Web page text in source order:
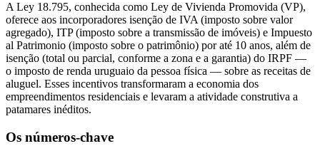
A Ley 18.795, conhecida como Ley de Vivienda Promovida (VP),
oferece aos incorporadores isenção de IVA (imposto sobre valor
agregado), ITP (imposto sobre a transmissão de imóveis) e Impuesto
al Patrimonio (imposto sobre o patrimônio) por até 10 anos, além de
isenção (total ou parcial, conforme a zona e a garantia) do IRPF —
o imposto de renda uruguaio da pessoa física — sobre as receitas de
aluguel. Esses incentivos transformaram a economia dos
empreendimentos residenciais e levaram a atividade construtiva a
patamares inéditos.
Os números-chave